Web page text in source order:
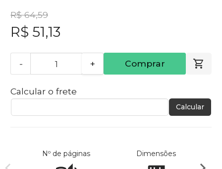
R$ 64,59
R$ 51,13
- + Comprar
Calcular o frete
Calcular
Nº de páginas Dimensões